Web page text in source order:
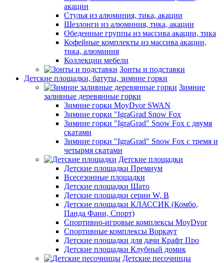
акации
Стулья из алюминия, тика, акации
Шезлонги из алюминия, тика, акации
Обеденные группы из массива акации, тика
Кофейные комплекты из массива акации,
тика, алюминия
Коллекции мебели
Зонты и подставки
Детские площадки, батуты, зимние горки
Зимние
заливные деревянные горки
Зимние горки MoyDvor SWAN
Зимние горки "IgraGrad Snow Fox
Зимние горки "IgraGrad" Snow Fox с двумя
скатами
Зимние горки "IgraGrad" Snow Fox с тремя и
четырмя скатами
Детские площадки
Детские площадки Премиум
Всесезонные площадки
Детские площадки Шато
Детские площадки серии W, В
Детские площадки КЛАССИК (Комбо,
Панда Фани, Спорт)
Спортивно-игровые комплексы MoyDvor
Спортивные комплексы Воркаут
Детские площадки для дачи Крафт Про
Детские площадки Клубный домик
Детские песочницы